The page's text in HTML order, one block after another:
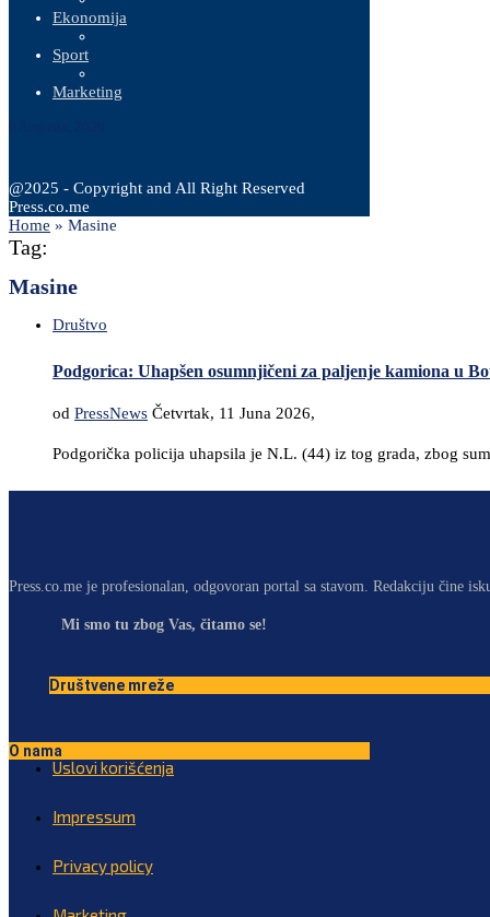
Ekonomija
Sport
Marketing
@2025 - Copyright and All Right Reserved
Press.co.me
Home » Masine
Tag:
Masine
Društvo
Podgorica: Uhapšen osumnjičeni za paljenje kamiona u
od PressNews Četvrtak, 11 Juna 2026,
Podgorička policija uhapsila je N.L. (44) iz tog grada, zbog
Press.co.me je profesionalan, odgovoran portal sa stavom. Redakciju čine
Mi smo tu zbog Vas, čitamo se!
Društvene mreže
O nama
Uslovi korišćenja
Impressum
Privacy policy